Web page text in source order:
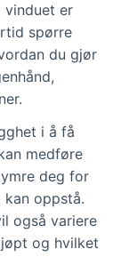
vinduet er
spørre
du gjør
i å få
medføre
deg for
oppstå.
også variere
og hvilket